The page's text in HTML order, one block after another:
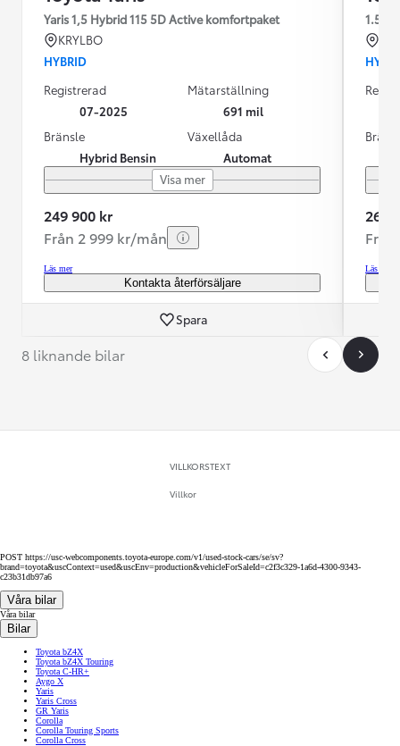
Yaris 1,5 Hybrid 115 5D Active komfortpaket
KRYLBO
HYBRID
Registrerad
07-2025
Mätarställning
691 mil
Bränsle
Hybrid Bensin
Växellåda
Automat
Visa mer
249 900 kr
Från 2 999 kr/mån
Läs mer
Kontakta återförsäljare
Spara
269
Läs mer
8 liknande bilar
VILLKORSTEXT
Villkor
POST https://usc-webcomponents.toyota-europe.com/v1/used-stock-cars/se/sv?
brand=toyota&uscContext=used&uscEnv=production&vehicleForSaleId=c2f3c329-1a6d-4300-9343-
c23b31db97a6
Våra bilar
Våra bilar
Bilar
Toyota bZ4X
Toyota bZ4X Touring
Toyota C-HR+
Aygo X
Yaris
Yaris Cross
GR Yaris
Corolla
Corolla Touring Sports
Corolla Cross